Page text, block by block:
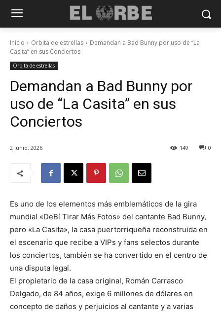
Inicio Orbita de estrellas
Demandan a Bad Bunny por uso de “La
Casita” en sus Conciertos
Orbita de estrellas
Demandan a Bad Bunny por
uso de “La Casita” en sus
Conciertos
2 junio, 2026 0
149
Es uno de los elementos más emblemáticos de la gira
mundial «DeBí Tirar Más Fotos» del cantante Bad Bunny,
pero «La Casita», la casa puertorriqueña reconstruida en
el escenario que recibe a VIPs y fans selectos durante
los conciertos, también se ha convertido en el centro de
una disputa legal.
El propietario de la casa original, Román Carrasco
Delgado, de 84 años, exige 6 millones de dólares en
concepto de daños y perjuicios al cantante y a varias